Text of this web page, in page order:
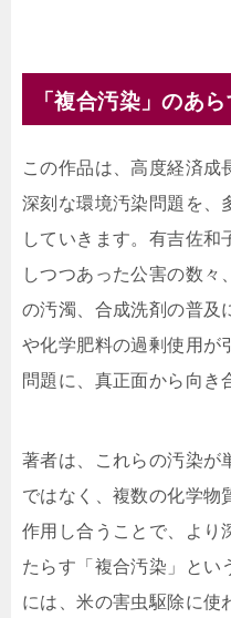
「複合汚染」のあら
この作品は、高度経済成
深刻な環境汚染問題を、
していきます。有吉佐和
しつつあった公害の数々
の汚濁、合成洗剤の普及
や化学肥料の過剰使用が
問題に、真正面から向き
著者は、これらの汚染が
ではなく、複数の化学物
作用し合うことで、より
たらす「複合汚染」とい
には、米の害虫駆除に使